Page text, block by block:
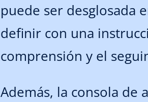
puede ser desglosada
definir con una
comprensión y el
Además, la consola de